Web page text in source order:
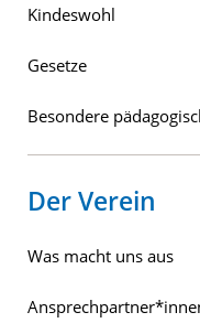
Kindeswohl
Gesetze
Besondere
Der Verein
Was macht uns aus